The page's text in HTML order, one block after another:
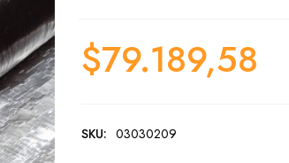
$79.189,58
SKU: 03030209